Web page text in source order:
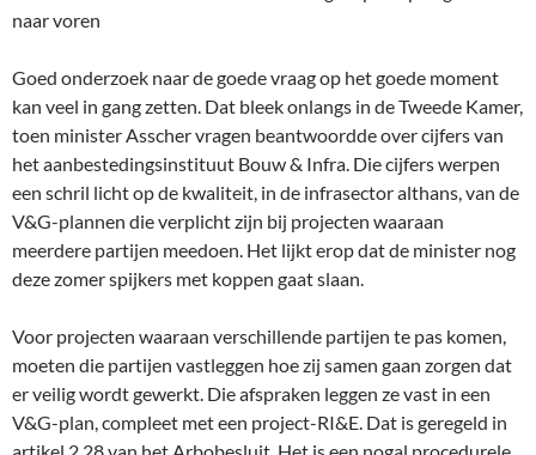
naar voren
Goed onderzoek naar de goede vraag op het goede moment
kan veel in gang zetten. Dat bleek onlangs in de Tweede Kamer,
toen minister Asscher vragen beantwoordde over cijfers van
het aanbestedingsinstituut Bouw & Infra. Die cijfers werpen
een schril licht op de kwaliteit, in de infrasector althans, van de
V&G-plannen die verplicht zijn bij projecten waaraan
meerdere partijen meedoen. Het lijkt erop dat de minister nog
deze zomer spijkers met koppen gaat slaan.
Voor projecten waaraan verschillende partijen te pas komen,
moeten die partijen vastleggen hoe zij samen gaan zorgen dat
er veilig wordt gewerkt. Die afspraken leggen ze vast in een
V&G-plan, compleet met een project-RI&E. Dat is geregeld in